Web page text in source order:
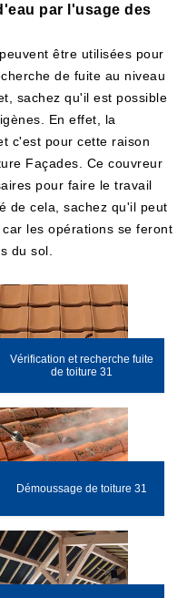
par l'usage des
être utilisées pour
de fuite au niveau
sachez qu'il est possible
En effet, la
c'est pour cette raison
Façades. Ce couvreur
pour faire le travail
de cela, sachez qu'il peut
les opérations se feront
du sol.
Vérification et recherche fuite
de toiture 31
Démoussage de toiture 31